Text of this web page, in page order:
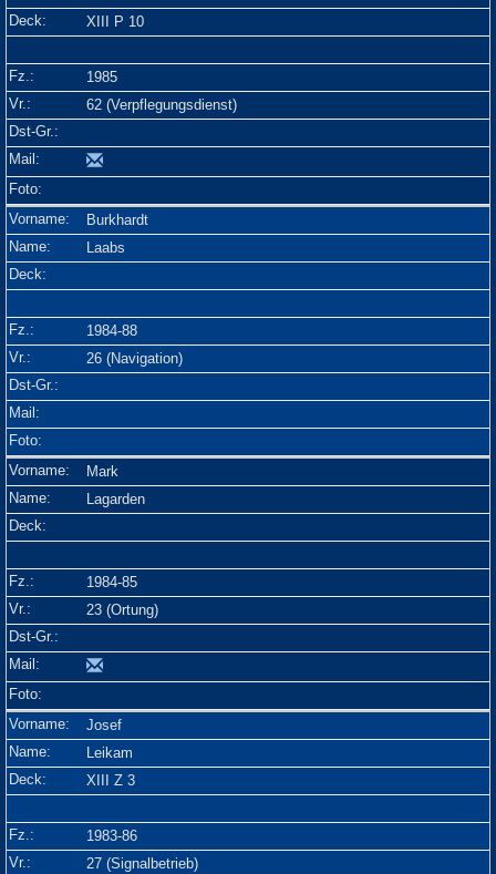
XIII P 10
1985
62 (Verpflegungsdienst)
Burkhardt
Laabs
1984-88
26 (Navigation)
Mark
Lagarden
1984-85
23 (Ortung)
Josef
Leikam
XIII Z 3
1983-86
27 (Signalbetrieb)